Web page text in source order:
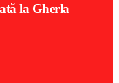
la Gherla